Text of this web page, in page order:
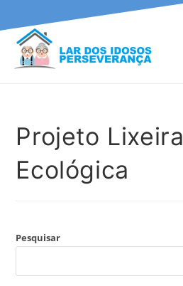
Projeto Lixeira
Ecológica
Pesquisar